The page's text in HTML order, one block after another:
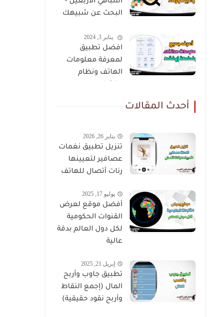
البحث عن شبيهك
يناير 3, 2024
افضل تطبيق
لمعرفة معلومات
الهاتف ونظام
أحدث المقالات
يناير 26, 2026
تنزيل تطبيق نغمات
عصافير لتعيينها
رنات أتصال للهاتف
يوليو 17, 2025
أفضل موقع لعرض
القنوات الحكومية
لكل دول العالم بدقة
عالية
إبريل 21, 2025
تطبيق جاوب وأربح
المال (إجمع النقاط
وأربح نقود حقيقية)